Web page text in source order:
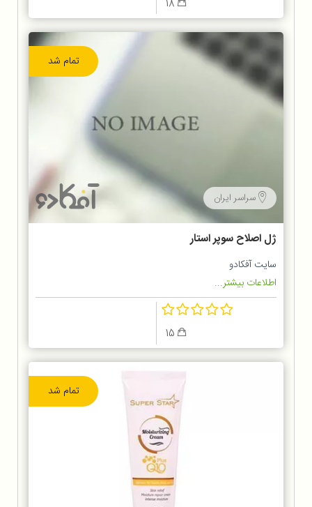
تمام شد
سراسر ایران
ژل اصلاح سوپر استار
سایت آفکادو
اطلاعات بیشتر...
تمام شد